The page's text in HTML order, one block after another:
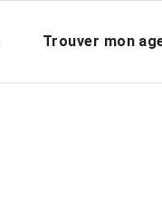
Trouver mon